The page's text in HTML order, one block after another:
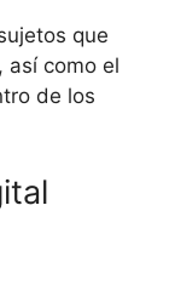
que
así como el
de los